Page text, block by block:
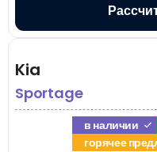
Kia
Sportage
в наличии
горячее